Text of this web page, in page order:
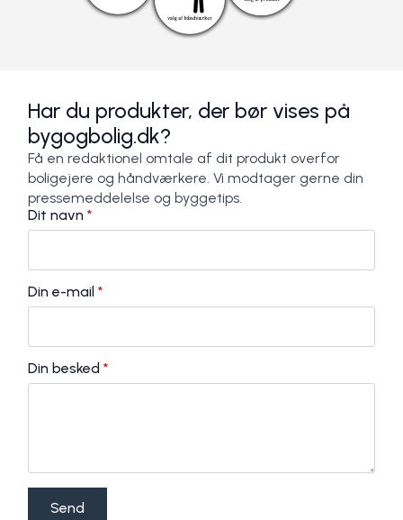
Har du produkter, der bør vises på
bygogbolig.dk?
Få en redaktionel omtale af dit produkt overfor
boligejere og håndværkere. Vi modtager gerne din
pressemeddelelse og byggetips.
Dit navn *
Din e-mail *
Din besked *
Send